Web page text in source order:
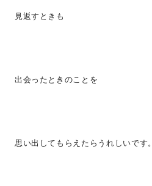
見返すときも
出会ったときのことを
思い出してもらえたらうれしいです。